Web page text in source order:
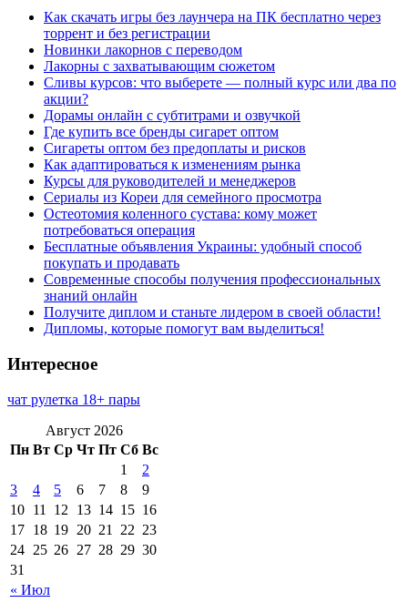
Как скачать игры без лаунчера на ПК бесплатно через
торрент и без регистрации
Новинки лакорнов с переводом
Лакорны с захватывающим сюжетом
Сливы курсов: что выберете — полный курс или два по
акции?
Дорамы онлайн с субтитрами и озвучкой
Где купить все бренды сигарет оптом
Сигареты оптом без предоплаты и рисков
Как адаптироваться к изменениям рынка
Курсы для руководителей и менеджеров
Сериалы из Кореи для семейного просмотра
Остеотомия коленного сустава: кому может
потребоваться операция
Бесплатные объявления Украины: удобный способ
покупать и продавать
Современные способы получения профессиональных
знаний онлайн
Получите диплом и станьте лидером в своей области!
Дипломы, которые помогут вам выделиться!
Интересное
чат рулетка 18+ пары
Август 2026
Пн Вт Ср Чт Пт Сб Вс
« Июл
1
2
3
4 5 6 7 8
9
10 11 12 13 14 15 16
17 18 19 20 21 22 23
24 25 26 27 28 29 30
31